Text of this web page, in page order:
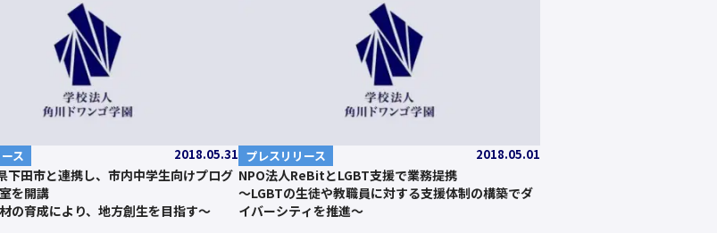
ス 2018.05.31
下田市と連携し、市内中学生向けプログ
を開講
の育成により、地方創生を目指す～
プレスリリース 2018.05.01
NPO法人ReBitとLGBT支援で業務提携
～LGBTの生徒や教職員に対する支援体制の構築でダ
イバーシティを推進～